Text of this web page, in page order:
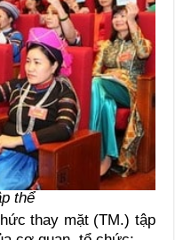
thể
thay mặt (TM.) tập